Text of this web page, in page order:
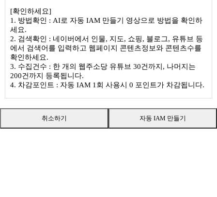
[확인하세요]
1. 방법확인 : AI로 자동 IAM 만들기 영상으로 방법을 확인하
세요.
2. 검색확인 : 네이버에서 인물, 지도, 쇼핑, 블로그, 유튜브 등
에서 검색어를 입력하고 웹페이지 콘텐츠정보와 콘텐츠수를
확인하세요.
3. 수집건수 : 한 개의 웹주소당 유튜브 30건까지, 나머지는
200건까지 등록됩니다.
4. 차감포인트 : 자동 IAM 1회 사용시 0 포인트가 차감됩니다.
취소하기 자동 IAM 만들기